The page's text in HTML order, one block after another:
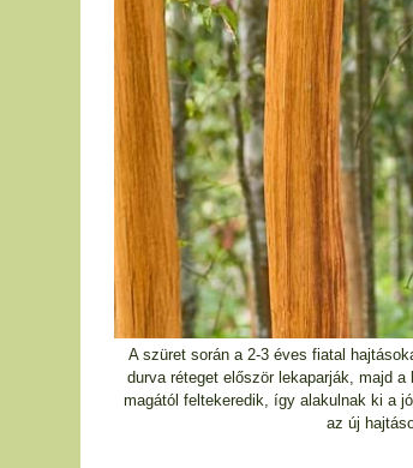
A szüret során a 2-3 éves fiatal
durva réteget először lekaparják, majd
magától feltekeredik, így alakulnak ki a
az új